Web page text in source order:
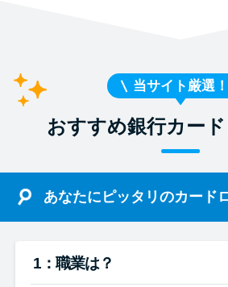
当サイト厳選！
おすすめ銀行カー
あなたにピッタリのカード
1：職業は？